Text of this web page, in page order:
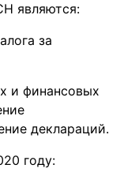
являются:
за
и финансовых
деклараций.
году: